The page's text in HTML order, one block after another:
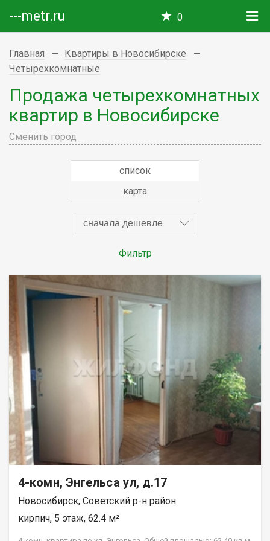
---metr.ru 0
Главная
Квартиры в Новосибирске
Четырехкомнатные
Продажа четырехкомнатных
квартир в Новосибирске
Сменить город
список
карта
сначала дешевле
Фильтр
4-комн, Энгельса ул, д.17
Новосибирск, Советский р-н район
кирпич, 5 этаж, 62.4 м²